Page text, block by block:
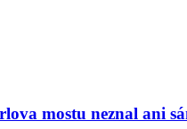
mostu neznal ani